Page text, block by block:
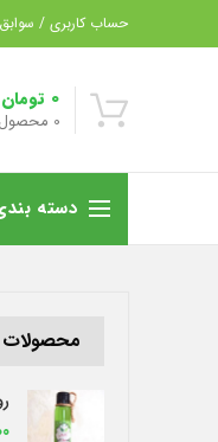
حساب کاربری /
0 محصول
0 تومان
دسته
محصولات